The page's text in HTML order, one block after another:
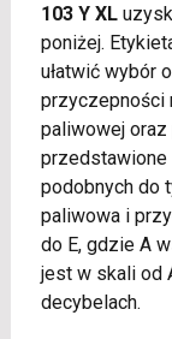
103 Y XL
poniżej.
ułatwić wybór
przyczepności
paliwowej oraz
podobnych do
paliwowa i
do E, gdzie A
jest w skali od
decybelach.